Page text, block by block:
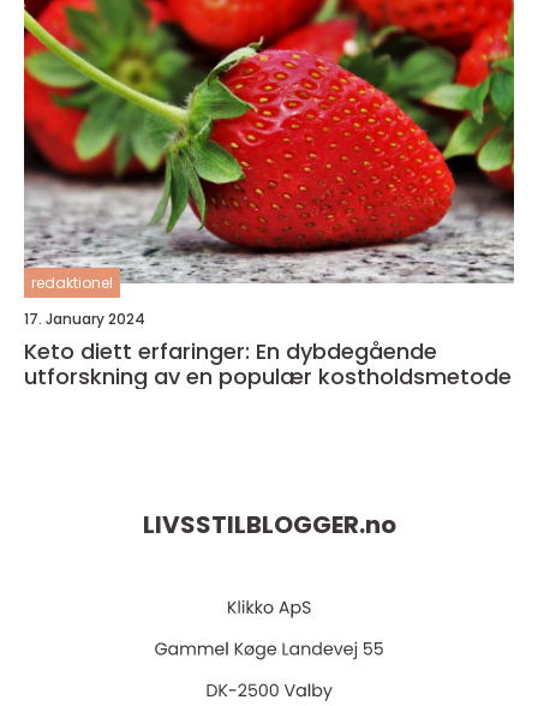
redaktionel
17. January 2024
Keto diett erfaringer: En dybdegående
utforskning av en populær kostholdsmetode
LIVSSTILBLOGGER.no